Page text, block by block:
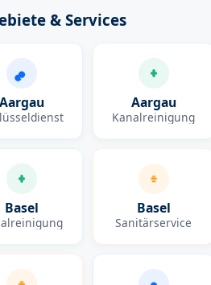
& Services
Aargau Aargau
Kanalreinigung
Basel Basel
Sanitärservice